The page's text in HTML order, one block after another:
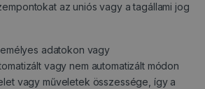
az uniós vagy a tagállami jog
adatokon vagy
vagy nem automatizált módon
vagy műveletek összessége, így a